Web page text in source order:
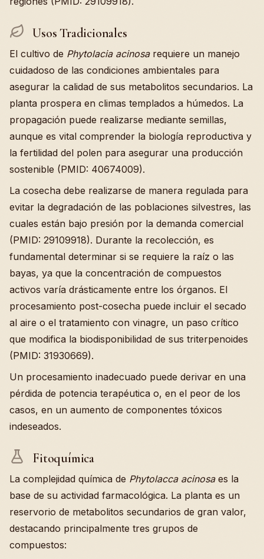
Usos Tradicionales
El cultivo de Phytolacia acinosarequiere un manejo
cuidadoso de las condiciones ambientales para
asegurar la calidad de sus metabolitos secundarios. La
planta prospera en climas templados a húmedos. La
propagación puede realizarse mediante semillas,
aunque es vital comprender la biología reproductiva y
la fertilidad del polen para asegurar una producción
sostenible (PMID: 40674009).
La cosecha debe realizarse de manera regulada para
evitar la degradación de las poblaciones silvestres, las
cuales están bajo presión por la demanda comercial
(PMID: 29109918). Durante la recolección, es
fundamental determinar si se requiere la raíz o las
bayas, ya que la concentración de compuestos
activos varía drásticamente entre los órganos. El
procesamiento post-cosecha puede incluir el secado
al aire o el tratamiento con vinagre, un paso crítico
que modifica la biodisponibilidad de sus triterpenoides
(PMID: 31930669).
Un procesamiento inadecuado puede derivar en una
pérdida de potencia terapéutica o, en el peor de los
casos, en un aumento de componentes tóxicos
indeseados.
Fitoquímica
La complejidad química de Phytolacca acinosaes la
base de su actividad farmacológica. La planta es un
reservorio de metabolitos secundarios de gran valor,
destacando principalmente tres grupos de
compuestos: